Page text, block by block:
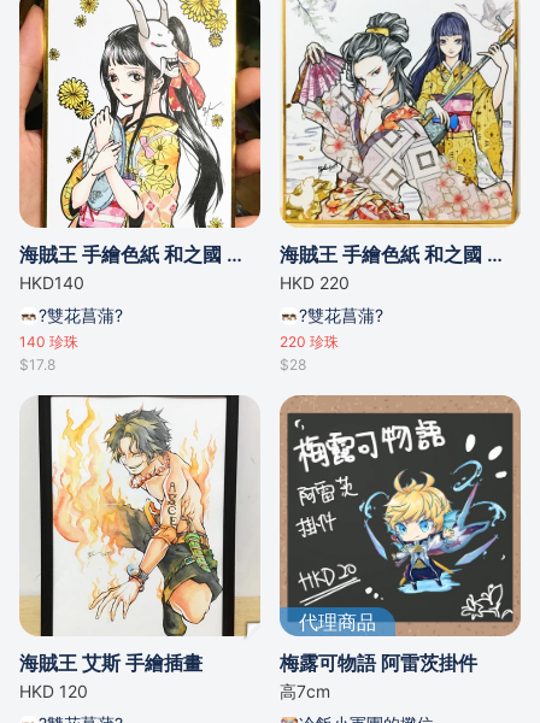
海賊王 手繪色紙 和之國 小菊
HKD140
?雙花菖蒲?
140 珍珠
$17.8
海賊王 手繪色紙 和之國 以藏 小菊
HKD 220
?雙花菖蒲?
220 珍珠
$28
海賊王 艾斯 手繪插畫
HKD 120
代理商品
梅露可物語 阿雷茨掛件
高7cm